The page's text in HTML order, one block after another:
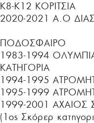
Κ8-Κ12 ΚΟΡΙΤΣΙΑ
2020-2021 A.O
ΠΟΔΟΣΦΑΙΡΟ
1983-1994
ΚΑΤΗΓΟΡΙΑ
1994-1995
1995-1999
1999-2001 ΑΧΑΙΟΣ
(1ος Σκόρερ